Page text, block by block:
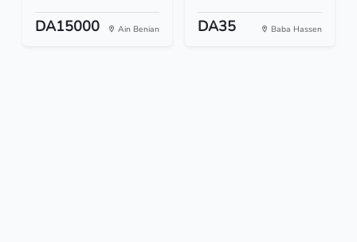
DA15000 Ain Benian DA35 Baba Hassen